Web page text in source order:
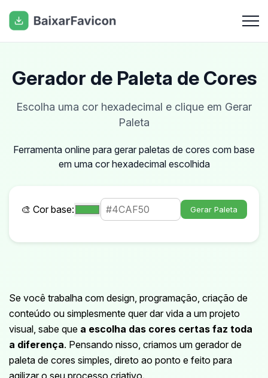
Gerador de Paleta de Cores
Escolha uma cor hexadecimal e clique em Gerar
Paleta
Ferramenta online para gerar paletas de cores com base
em uma cor hexadecimal escolhida
🎨 Cor base: Gerar Paleta
Se você trabalha com design, programação, criação de
conteúdo ou simplesmente quer dar vida a um projeto
visual, sabe que a escolha das cores certas faz toda
a diferença. Pensando nisso, criamos um gerador de
paleta de cores simples, direto ao ponto e feito para
agilizar o seu processo criativo.